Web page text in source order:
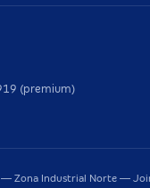
(premium)
— Zona Industrial Norte —